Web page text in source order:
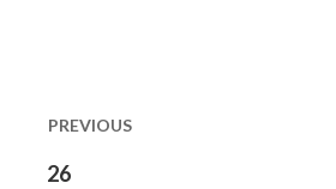
dans
les
PREVIOUS
Previous
26